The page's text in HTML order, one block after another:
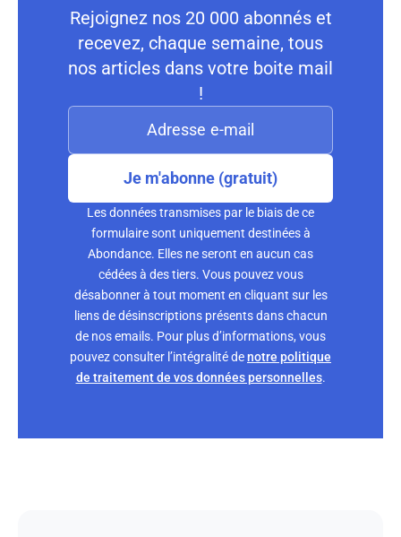
Rejoignez nos 20 000 abonnés et
recevez, chaque semaine, tous
nos articles dans votre boite mail
!
Je m'abonne (gratuit)
Les données transmises par le biais de ce
formulaire sont uniquement destinées à
Abondance. Elles ne seront en aucun cas
cédées à des tiers. Vous pouvez vous
désabonner à tout moment en cliquant sur les
liens de désinscriptions présents dans chacun
de nos emails. Pour plus d’informations, vous
pouvez consulter l’intégralité denotre politique
de traitement de vos données personnelles.